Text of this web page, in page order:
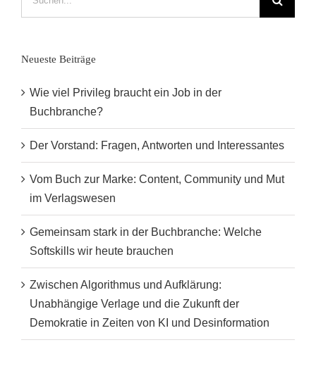
verpassen!
Neueste Beiträge
Wie viel Privileg braucht ein Job in der
Buchbranche?
Der Vorstand: Fragen, Antworten und Interessantes
Vom Buch zur Marke: Content, Community und Mut
im Verlagswesen
Gemeinsam stark in der Buchbranche: Welche
Softskills wir heute brauchen
Zwischen Algorithmus und Aufklärung:
Unabhängige Verlage und die Zukunft der
Demokratie in Zeiten von KI und Desinformation